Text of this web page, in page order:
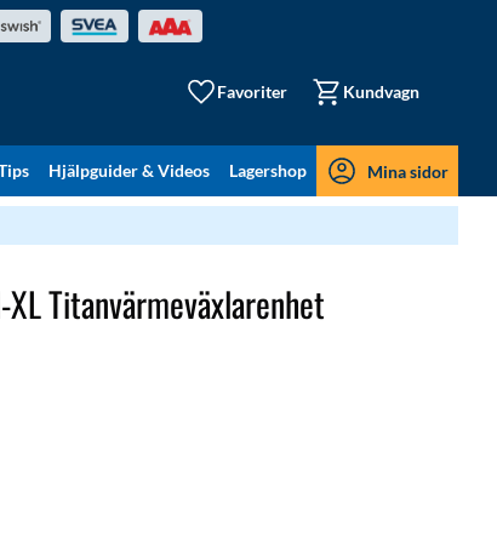
Favoriter Kundvagn
Hjälpguider & Videos Lagershop Mina sidor
XL Titanvärmeväxlarenhet